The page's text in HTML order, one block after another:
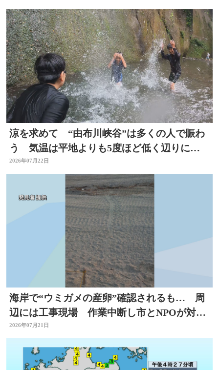
涼を求めて “由布川峡谷”は多くの人で賑わ
う 気温は平地よりも5度ほど低く辺りには
涼しい風も 大分
2026年07月22日
海岸で“ウミガメの産卵”確認されるも… 周
辺には工事現場 作業中断し市とNPOが対応
を協議 大分
2026年07月21日